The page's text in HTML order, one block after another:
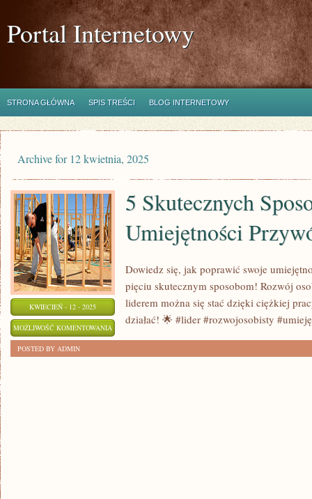
Portal Internetowy
STRONA GŁÓWNA SPIS TREŚCI BLOG INTERNETOWY
Archive for 12 kwietnia, 2025
KWIECIEŃ - 12 - 2025
MOŻLIWOŚĆ KOMENTOWANIA
ZOSTAŁA WYŁĄCZONA
5 Skutecznych
Umiejętności
Dowiedz się, jak poprawić swoje
pięciu skutecznym sposobom! Rozwój
liderem można się stać dzięki ciężkiej
działać! 🌟 #lider #rozwojosobisty
POSTED BY ADMIN